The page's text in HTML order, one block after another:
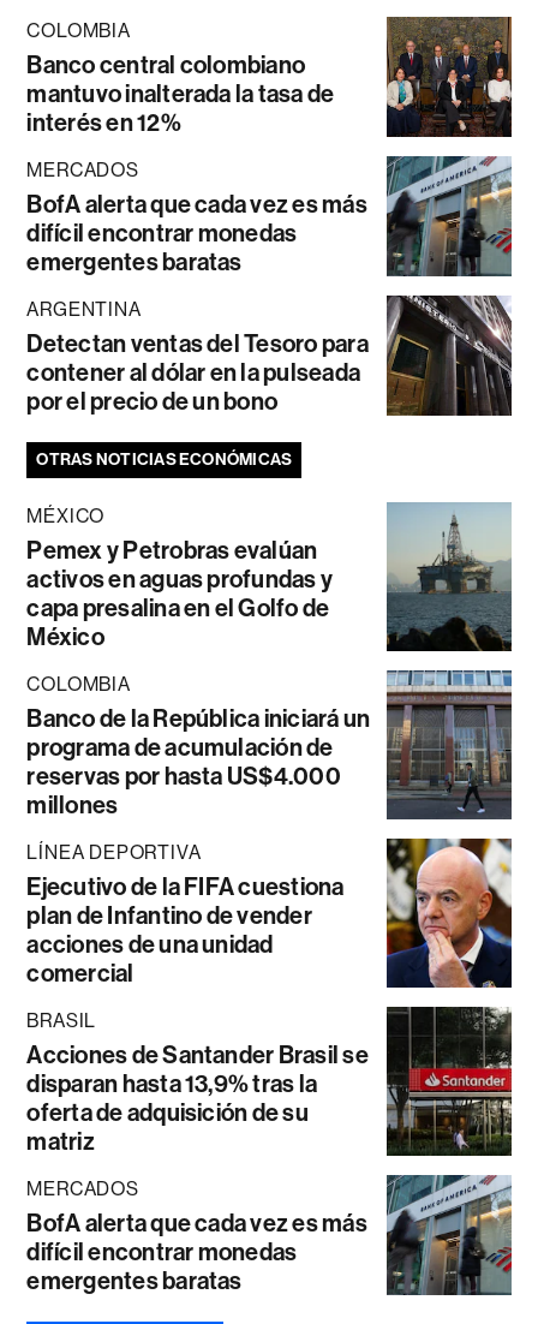
COLOMBIA
Banco central colombiano
mantuvo inalterada la tasa de
interés en 12%
MERCADOS
BofA alerta que cada vez es más
difícil encontrar monedas
emergentes baratas
ARGENTINA
Detectan ventas del Tesoro para
contener al dólar en la pulseada
por el precio de un bono
OTRAS NOTICIAS ECONÓMICAS
MÉXICO
Pemex y Petrobras evalúan
activos en aguas profundas y
capa presalina en el Golfo de
México
COLOMBIA
Banco de la República iniciará un
programa de acumulación de
reservas por hasta US$4.000
millones
LÍNEA DEPORTIVA
Ejecutivo de la FIFA cuestiona
plan de Infantino de vender
acciones de una unidad
comercial
BRASIL
Acciones de Santander Brasil se
disparan hasta 13,9% tras la
oferta de adquisición de su
matriz
MERCADOS
BofA alerta que cada vez es más
difícil encontrar monedas
emergentes baratas